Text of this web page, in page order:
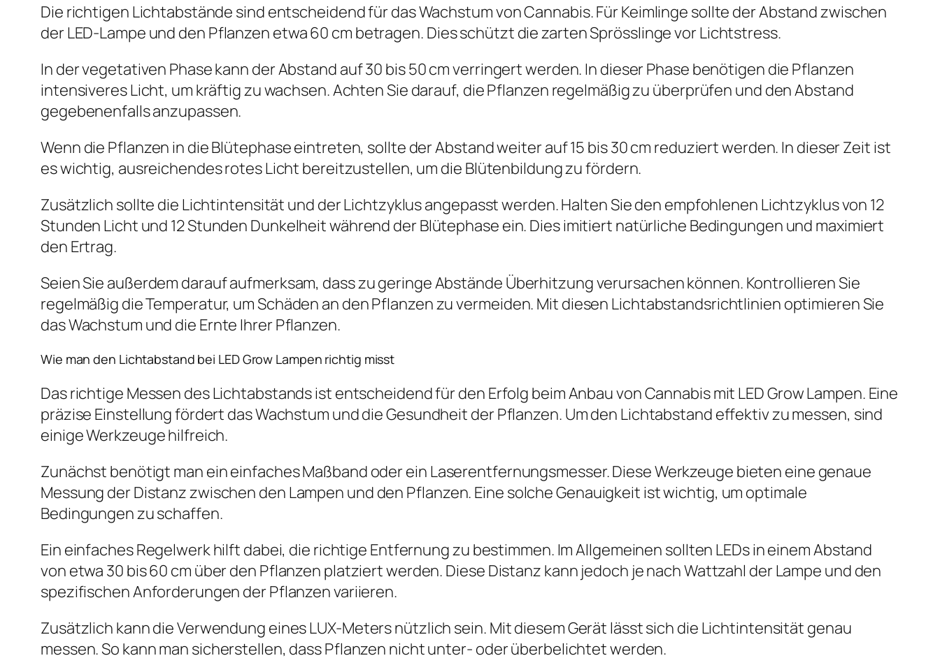
Die richtigen Lichtabstände sind entscheidend für das Wachstum von Cannabis. Für Keimlinge sollte der Abstand zwischen
der LED-Lampe und den Pflanzen etwa 60 cm betragen. Dies schützt die zarten Sprösslinge vor Lichtstress.
In der vegetativen Phase kann der Abstand auf 30 bis 50 cm verringert werden. In dieser Phase benötigen die Pflanzen
intensiveres Licht, um kräftig zu wachsen. Achten Sie darauf, die Pflanzen regelmäßig zu überprüfen und den Abstand
gegebenenfalls anzupassen.
Wenn die Pflanzen in die Blütephase eintreten, sollte der Abstand weiter auf 15 bis 30 cm reduziert werden. In dieser Zeit ist
es wichtig, ausreichendes rotes Licht bereitzustellen, um die Blütenbildung zu fördern.
Zusätzlich sollte die Lichtintensität und der Lichtzyklus angepasst werden. Halten Sie den empfohlenen Lichtzyklus von 12
Stunden Licht und 12 Stunden Dunkelheit während der Blütephase ein. Dies imitiert natürliche Bedingungen und maximiert
den Ertrag.
Seien Sie außerdem darauf aufmerksam, dass zu geringe Abstände Überhitzung verursachen können. Kontrollieren Sie
regelmäßig die Temperatur, um Schäden an den Pflanzen zu vermeiden. Mit diesen Lichtabstandsrichtlinien optimieren Sie
das Wachstum und die Ernte Ihrer Pflanzen.
Wie man den Lichtabstand bei LED Grow Lampen richtig misst
Das richtige Messen des Lichtabstands ist entscheidend für den Erfolg beim Anbau von Cannabis mit LED Grow Lampen. Eine
präzise Einstellung fördert das Wachstum und die Gesundheit der Pflanzen. Um den Lichtabstand effektiv zu messen, sind
einige Werkzeuge hilfreich.
Zunächst benötigt man ein einfaches Maßband oder ein Laserentfernungsmesser. Diese Werkzeuge bieten eine genaue
Messung der Distanz zwischen den Lampen und den Pflanzen. Eine solche Genauigkeit ist wichtig, um optimale
Bedingungen zu schaffen.
Ein einfaches Regelwerk hilft dabei, die richtige Entfernung zu bestimmen. Im Allgemeinen sollten LEDs in einem Abstand
von etwa 30 bis 60 cm über den Pflanzen platziert werden. Diese Distanz kann jedoch je nach Wattzahl der Lampe und den
spezifischen Anforderungen der Pflanzen variieren.
Zusätzlich kann die Verwendung eines LUX-Meters nützlich sein. Mit diesem Gerät lässt sich die Lichtintensität genau
messen. So kann man sicherstellen, dass Pflanzen nicht unter- oder überbelichtet werden.